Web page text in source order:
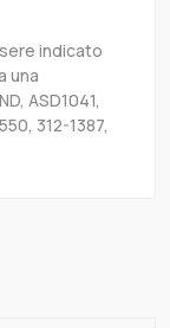
indicato
una
ASD1041,
312-1387,